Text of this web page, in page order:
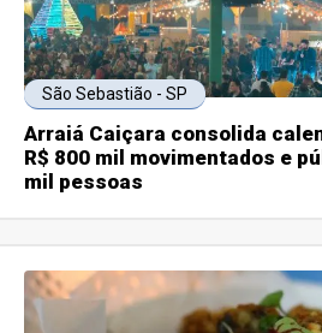
São Sebastião - SP
Arraiá Caiçara consolida
R$ 800 mil movimentados e
mil pessoas